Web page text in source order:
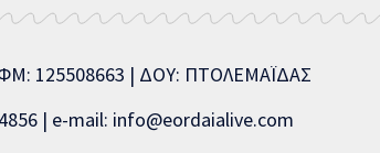
125508663 | ΔΟΥ: ΠΤΟΛΕΜΑΪΔΑΣ
| e-mail: info@eordaialive.com